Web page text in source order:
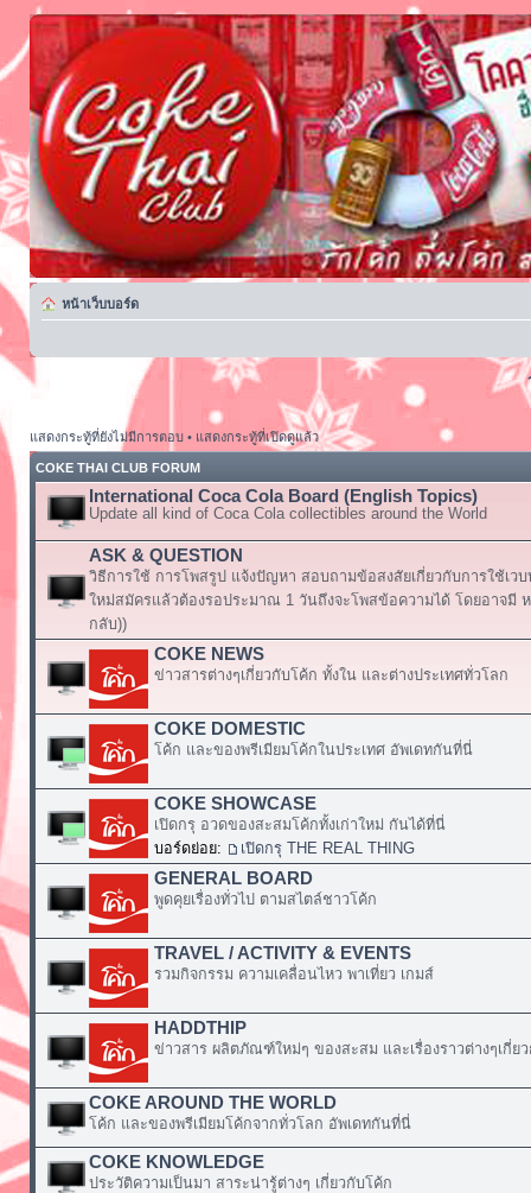
หน้าเว็บบอร์ด
แสดงกระทู้ที่ยังไม่มีการตอบ• แสดงกระทู้ที่เปิดดูแล้ว
COKE THAI CLUB FORUM
International Coca Cola Board (English Topics)
Update all kind of Coca Cola collectibles around the World
ASK & QUESTION
วิธีการใช้ การโพสรูป แจ้งปัญหา สอบถามข้อสงสัยเกี่ยวกับการใช้เว
ใหม่สมัครแล้วต้องรอประมาณ 1 วันถึงจะโพสข้อความได้ โดยอาจมี
กลับ))
COKE NEWS
ข่าวสารต่างๆเกี่ยวกับโค้ก ทั้งใน และต่างประเทศทั่วโลก
COKE DOMESTIC
โค้ก และของพรีเมียมโค้กในประเทศ อัพเดทกันที่นี่
COKE SHOWCASE
เปิดกรุ อวดของสะสมโค้กทั้งเก่าใหม่ กันได้ที่นี่
บอร์ดย่อย:
เปิดกรุ THE REAL THING
GENERAL BOARD
พูดคุยเรื่องทั่วไป ตามสไตล์ชาวโค้ก
TRAVEL / ACTIVITY & EVENTS
รวมกิจกรรม ความเคลื่อนไหว พาเที่ยว เกมส์
HADDTHIP
ข่าวสาร ผลิตภัณฑ์ใหม่ๆ ของสะสม และเรื่องราวต่างๆเกี่ย
COKE AROUND THE WORLD
โค้ก และของพรีเมียมโค้กจากทั่วโลก อัพเดทกันที่นี่
COKE KNOWLEDGE
ประวัติความเป็นมา สาระน่ารู้ต่างๆ เกี่ยวกับโค้ก